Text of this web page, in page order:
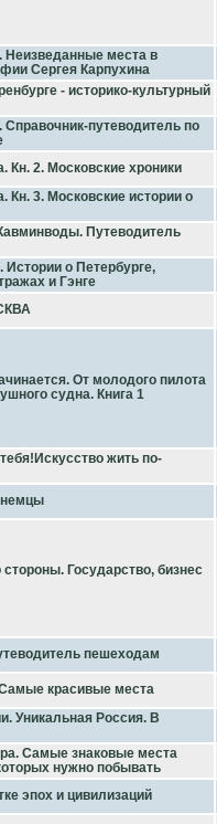
Неизведанные места в
Сергея Карпухина
- историко-культурный
путеводитель по
Кн. 2. Московские хроники
Кн. 3. Московские истории о
Путеводитель
о Петербурге,
и Гэнге
От молодого пилота
судна. Книга 1
жить по-
немцы
Государство, бизнес
пешеходам
красивые места
Уникальная Россия. В
Самые знаковые места
нужно побывать
эпох и цивилизаций